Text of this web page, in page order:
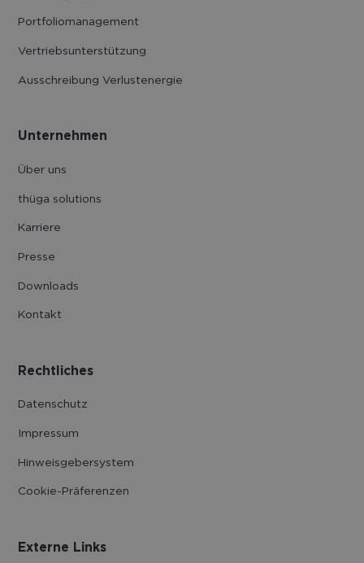
Portfolio­management
Vertriebs­unter­stützung
Ausschreibung Verlustenergie
Unternehmen
Über uns
thüga solutions
Karriere
Presse
Downloads
Kontakt
Rechtliches
Datenschutz
Impressum
Hinweisgebersystem
Cookie-Präferenzen
Externe Links